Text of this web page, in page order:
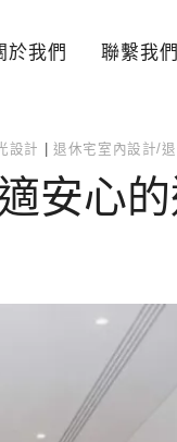
於我們 聯繫我們
設計 退休宅室內設計/
安心